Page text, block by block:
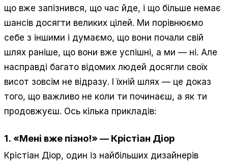
що вже запізнився, що час йде, і що більше немає
шансів досягти великих цілей. Ми порівнюємо
себе з іншими і думаємо, що вони почали свій
шлях раніше, що вони вже успішні, а ми — ні. Але
насправді багато відомих людей досягли своїх
висот зовсім не відразу. І їхній шлях — це доказ
того, що важливо не коли ти починаєш, а як ти
продовжуєш. Ось кілька прикладів:
1. «Мені вже пізно!» — Крістіан Діор
Крістіан Діор, один із найбільших дизайнерів